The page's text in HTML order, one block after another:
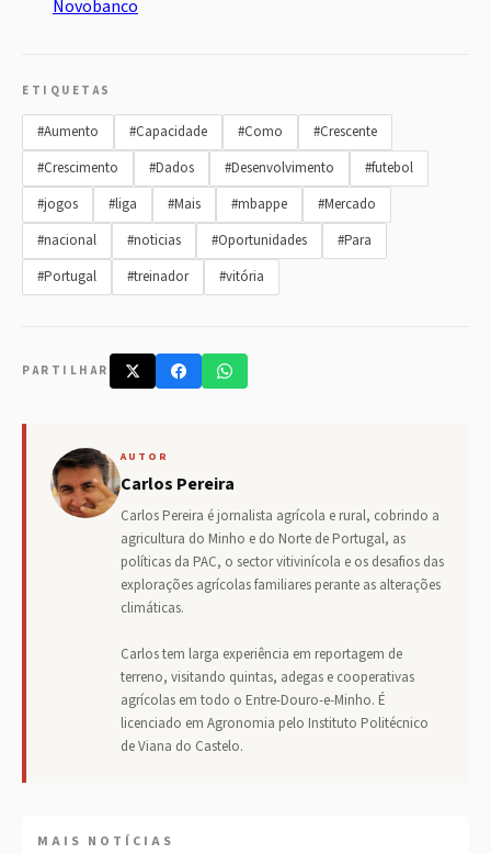
Novobanco
ETIQUETAS
#Aumento #Capacidade #Como
#Crescente
#Crescimento
#Dados #Desenvolvimento
#futebol
#jogos
#liga #Mais #mbappe
#Mercado
#nacional
#noticias #Oportunidades
#Para
#Portugal
#treinador #vitória
PARTILHAR
AUTOR
Carlos Pereira
Carlos Pereira é jornalista agrícola e rural, cobrindo a
agricultura do Minho e do Norte de Portugal, as
políticas da PAC, o sector vitivinícola e os desafios das
explorações agrícolas familiares perante as alterações
climáticas.
Carlos tem larga experiência em reportagem de
terreno, visitando quintas, adegas e cooperativas
agrícolas em todo o Entre-Douro-e-Minho. É
licenciado em Agronomia pelo Instituto Politécnico
de Viana do Castelo.
MAIS NOTÍCIAS